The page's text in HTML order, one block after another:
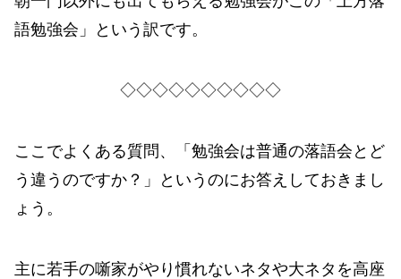
語勉強会」という訳です。
◇◇◇◇◇◇◇◇◇◇
ここでよくある質問、「勉強会は普通の落語会とど
う違うのですか？」というのにお答えしておきまし
ょう。
主に若手の噺家がやり慣れないネタや大ネタを高座